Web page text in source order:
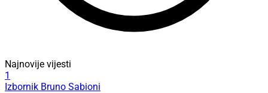
Najnovije vijesti
1
Izbornik Bruno Sabioni